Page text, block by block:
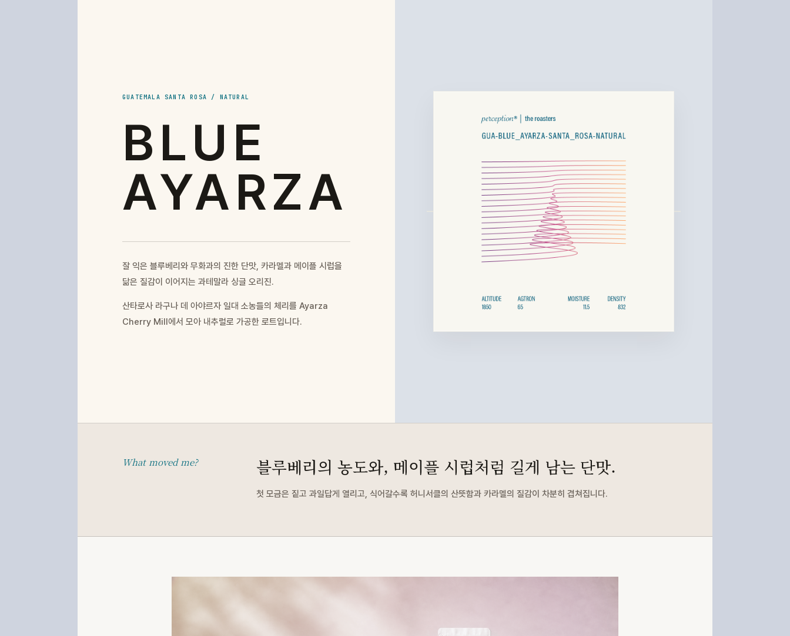
GUATEMALA SANTA ROSA / NATURAL
BLUE
AYARZA
잘 익은 블루베리와 무화과의 진한 단맛, 카라멜과 메이플 시럽을
닮은 질감이 이어지는 과테말라 싱글 오리진.
산타로사 라구나 데 아야르자 일대 소농들의 체리를 Ayarza
Cherry Mill에서 모아 내추럴로 가공한 로트입니다.
What moved me? 블루베리의 농도와, 메이플 시럽처럼 길게 남는 단맛.
첫 모금은 짙고 과일답게 열리고, 식어갈수록 허니서클의 산뜻함과 카라멜의 질감이 차분히 겹쳐집니다.